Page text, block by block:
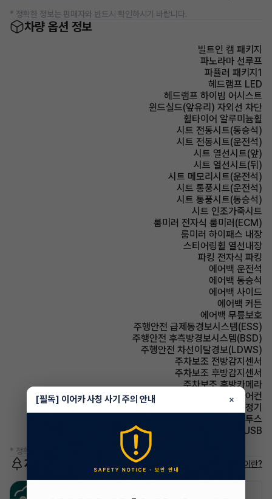
* 정확한 정보는 판매자와 반드시 확인하시기 바랍니다.
차량 옵션 정보
빌트인 캠 패키지
파노라마 선루프
파퓰러 패키지1
헤드램프 LED
헤드램프 하이빔 어시스트
윈드실드(앞유리) 자외선 차단
휠타이어 알루미늄휠
시트 전동시트(동승석)
시트 전동시트(운전석)
시트 열선시트(앞)
시트 열선시트(뒤)
시트 메모리시트(운전석)
시트 통풍시트(운전석)
시트 통풍시트(동승석)
시트 인조가죽시트
룸미러 전자식 룸미러(ECM)
룸미러 하이패스 내장
스티어링휠 열선내장
파킹 전자식 파킹
에어백 운전석
에어백 동승석
에어백 사이드
에어백 커튼
에어백 무릎보호
주행안전 급제동경보시스템(ESS)
주행안전 후측방경보시스템(BSD)
주행안전 차선이탈경보(LDWS)
주차보조 전방감지센서
주차보조 후방감지센서
주차보조 후방카메라
에어컨 풀오토에어컨
에어컨 공기청정기
유무선단자 블루투스
유무선단자 USB
* 정확한 정보는 판매자와 반드시 확인하시기 바랍니다.
저공해차량 정보 저공해차량이란?
[필독] 이어카 사칭 사기 주의 안내 ×